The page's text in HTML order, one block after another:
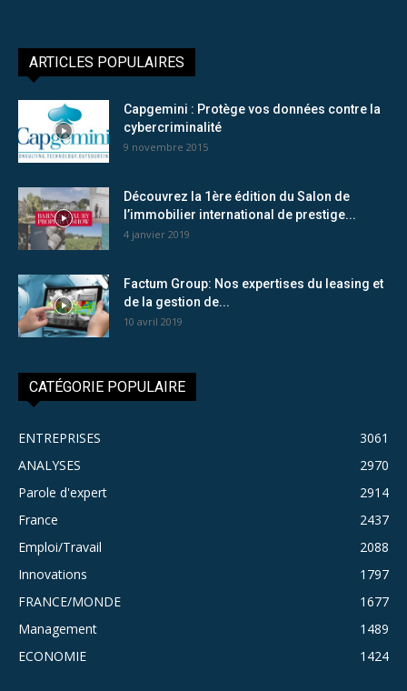
ARTICLES POPULAIRES
Capgemini : Protège vos données contre la
cybercriminalité
9 novembre 2015
Découvrez la 1ère édition du Salon de
l’immobilier international de prestige...
4 janvier 2019
Factum Group: Nos expertises du leasing et
de la gestion de...
10 avril 2019
CATÉGORIE POPULAIRE
ENTREPRISES
3061
ANALYSES
2970
Parole d'expert
2914
France
2437
Emploi/Travail
2088
Innovations
1797
FRANCE/MONDE
1677
Management
1489
ECONOMIE
1424